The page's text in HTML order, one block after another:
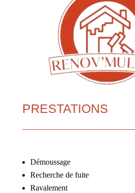
PRESTATIONS
Démoussage
Recherche de fuite
Ravalement